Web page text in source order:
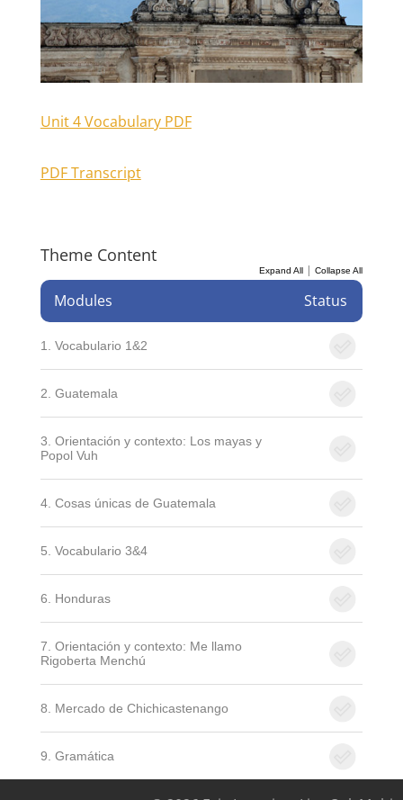
Unit 4 Vocabulary PDF
PDF Transcript
Theme Content
Expand All |Collapse All
Modules Status
1. Vocabulario 1&2
2. Guatemala
3. Orientación y contexto: Los mayas y
Popol Vuh
4. Cosas únicas de Guatemala
5. Vocabulario 3&4
6. Honduras
7. Orientación y contexto: Me llamo
Rigoberta Menchú
8. Mercado de Chichicastenango
9. Gramática